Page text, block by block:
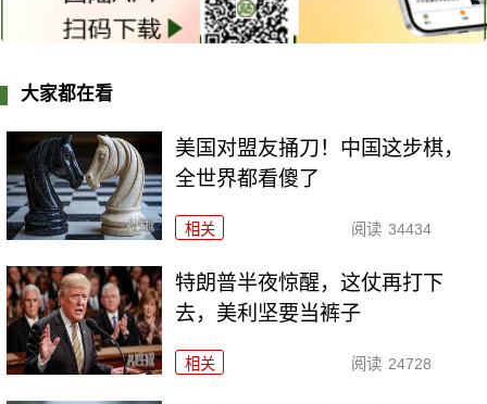
大家都在看
美国对盟友捅刀！中国这步棋，
全世界都看傻了
相关 阅读 34434
特朗普半夜惊醒，这仗再打下
去，美利坚要当裤子
相关 阅读 24728